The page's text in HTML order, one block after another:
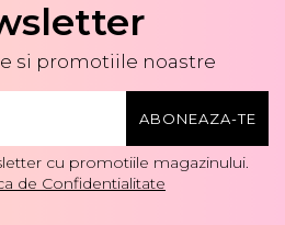
si promotiile noastre
cu promotiile magazinului.
de Confidentialitate